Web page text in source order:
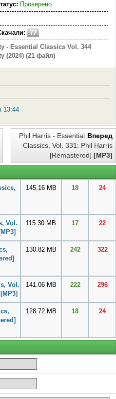
Проверено
77
- Essential Classics Vol. 344
(2024) (21 файл)
13:44
Вперед
Phil Harris - Essential
Classics, Vol. 331: Phil Harris
[Remastered] [MP3]
145.16 MB 18 24
Vol.
[MP3]
115.30 MB 17 22
130.82 MB 242 322
Vol.
[MP3]
141.06 MB 222 296
128.72 MB 18 24